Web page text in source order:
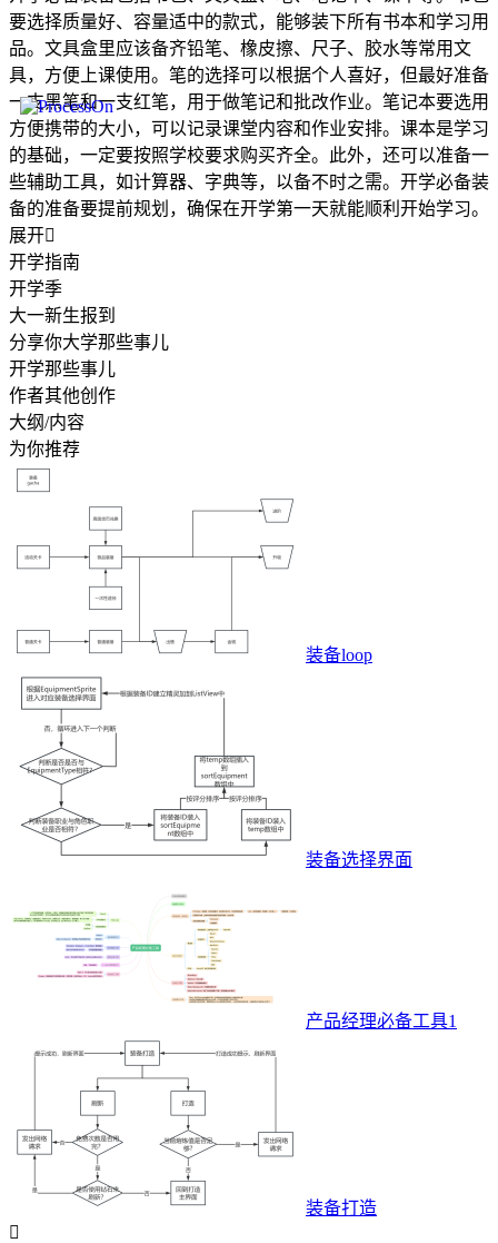
要选择质量好、容量适中的款式，能够装下所有书本和学习用
品。文具盒里应该备齐铅笔、橡皮擦、尺子、胶水等常用文
具，方便上课使用。笔的选择可以根据个人喜好，但最好准备
一支黑笔和一支红笔，用于做笔记和批改作业。笔记本要选用
方便携带的大小，可以记录课堂内容和作业安排。课本是学习
的基础，一定要按照学校要求购买齐全。此外，还可以准备一
些辅助工具，如计算器、字典等，以备不时之需。开学必备装
备的准备要提前规划，确保在开学第一天就能顺利开始学习。
展开
开学指南
开学季
大一新生报到
分享你大学那些事儿
开学那些事儿
作者其他创作
大纲/内容
为你推荐
装备loop
装备选择界面
产品经理必备工具1
装备打造
